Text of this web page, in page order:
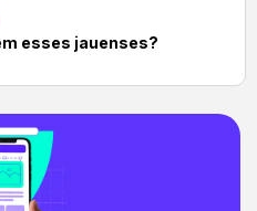
esses jauenses?